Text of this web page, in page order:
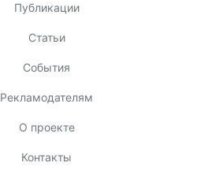
Публикации
Статьи
События
Рекламодателям
О проекте
Контакты